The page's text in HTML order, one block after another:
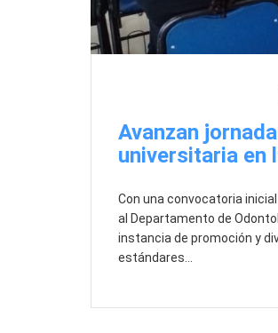
Avanzan
universitaria en
Con una convocatoria
al Departamento de
instancia de promoción y
estándares…